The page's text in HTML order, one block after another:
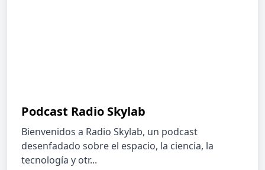
Podcast Radio Skylab
Bienvenidos a Radio Skylab, un podcast
desenfadado sobre el espacio, la ciencia, la
tecnología y otr...